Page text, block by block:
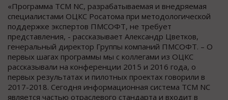
«Программа TCM NC, разрабатываемая и внедряемая
специалистами ОЦКС Росатома при методологической
поддержке экспертов ПМСОФТ, не требует
представления, - рассказывает Александр Цветков,
генеральный директор Группы компаний ПМСОФТ. – О
первых шагах программы мы с коллегами из ОЦКС
рассказывали на конференции 2015 и 2016 года, о
первых результатах и пилотных проектах говорили в
2017-2018. Сегодня информационная система TCM NC
является частью отраслевого стандарта и входит в